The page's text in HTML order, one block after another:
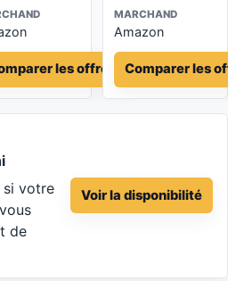
les offres
MARCHAND
Amazon
Comparer les
si votre
de
Voir la disponibilité